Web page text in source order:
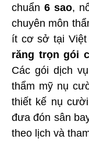
chuẩn 6 sao,
chuyên môn
ít cơ sở tại
răng trọn gói
Các gói dịch
thẩm mỹ nụ
thiết kế nụ
đưa đón sân
theo lịch và